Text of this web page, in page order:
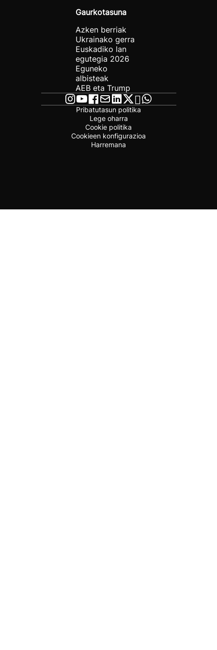
Gaurkotasuna
Azken berriak
Ukrainako gerra
Euskadiko lan
egutegia 2026
Eguneko
albisteak
AEB eta Trump
Pribatutasun politika
Lege oharra
Cookie politika
Cookieen konfigurazioa
Harremana